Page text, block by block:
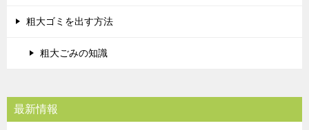
粗大ゴミを出す方法
粗大ごみの知識
最新情報